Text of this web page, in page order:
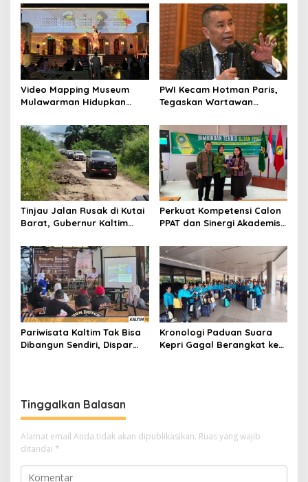
Video Mapping Museum
Mulawarman Hidupkan
Melenu
PWI Kecam Hotman Paris,
Tegaskan Wartawan
Tinjau Jalan Rusak di Kutai
Barat, Gubernur Kaltim
Kilometer
Perkuat Kompetensi Calon
PPAT dan Sinergi Akademis,
Bimtek Ujian PPAT 2026
Pariwisata Kaltim Tak Bisa
Dibangun Sendiri, Dispar
Kronologi Paduan Suara
Kepri Gagal Berangkat ke
Tinggalkan Balasan
Alamat email Anda tidak akan dipublikasikan. Ruas yang wajib
ditandai *